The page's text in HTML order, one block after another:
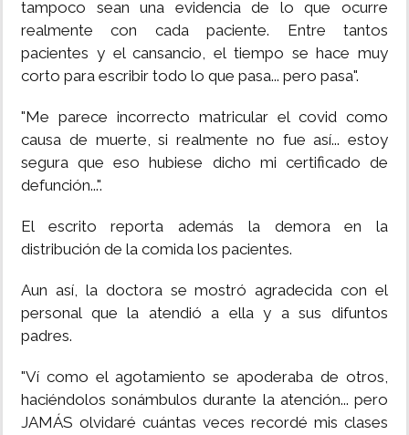
tampoco sean una evidencia de lo que ocurre
realmente con cada paciente. Entre tantos
pacientes y el cansancio, el tiempo se hace muy
corto para escribir todo lo que pasa... pero pasa".
"Me parece incorrecto matricular el covid como
causa de muerte, si realmente no fue así... estoy
segura que eso hubiese dicho mi certificado de
defunción...".
El escrito reporta además la demora en la
distribución de la comida los pacientes.
Aun así, la doctora se mostró agradecida con el
personal que la atendió a ella y a sus difuntos
padres.
"Ví como el agotamiento se apoderaba de otros,
haciéndolos sonámbulos durante la atención... pero
JAMÁS olvidaré cuántas veces recordé mis clases